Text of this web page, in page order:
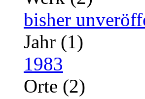
bisher
Jahr (1)
1983
Orte (2)